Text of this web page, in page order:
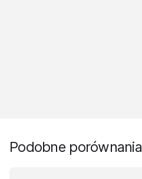
Podobne porównania